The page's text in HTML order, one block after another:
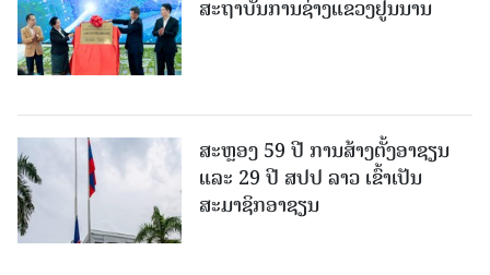
ສະຖາບັນການຊ່າງແຂວງຢູນນານ
ສະຫຼອງ 59 ປີ ການສ້າງຕັ້ງອາຊຽນ
ແລະ 29 ປີ ສປປ ລາວ ເຂົ້າເປັນ
ສະມາຊິກອາຊຽນ